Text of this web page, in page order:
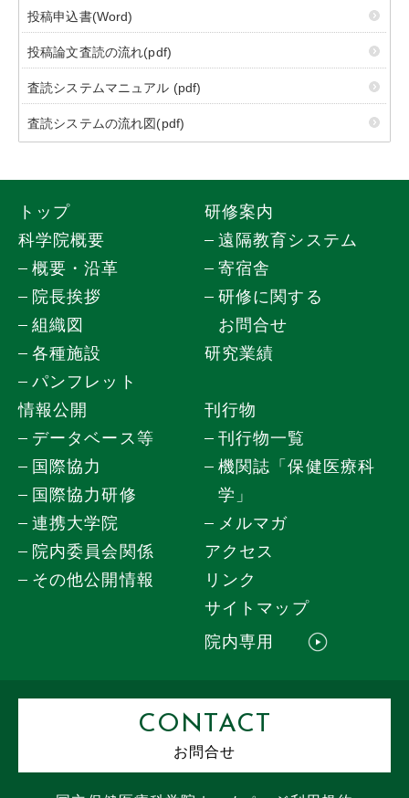
投稿申込書(Word)
投稿論文査読の流れ(pdf)
査読システムマニュアル (pdf)
査読システムの流れ図(pdf)
トップ
科学院概要
概要・沿革
院長挨拶
組織図
各種施設
パンフレット
研修案内
遠隔教育システム
寄宿舎
研修に関する
お問合せ
研究業績
情報公開
データベース等
国際協力
国際協力研修
連携大学院
院内委員会関係
その他公開情報
刊行物
刊行物一覧
機関誌「保健医療科
学」
メルマガ
アクセス
リンク
サイトマップ
院内専用
CONTACT
お問合せ